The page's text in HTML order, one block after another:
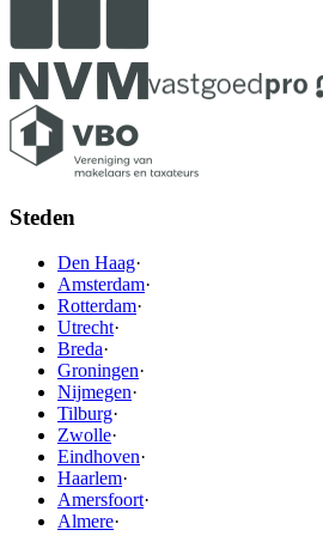
Steden
Den Haag·
Amsterdam·
Rotterdam·
Utrecht·
Breda·
Groningen·
Nijmegen·
Tilburg·
Zwolle·
Eindhoven·
Haarlem·
Amersfoort·
Almere·